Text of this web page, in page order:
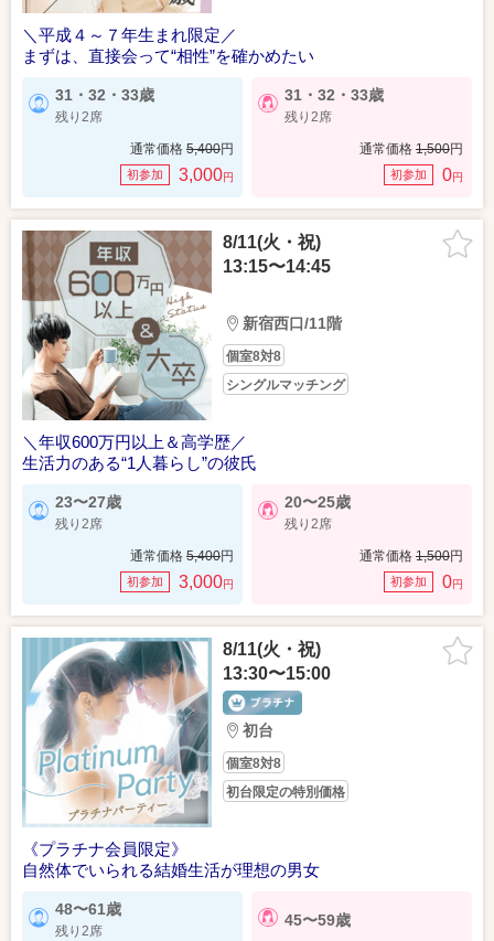
＼平成４～７年生まれ限定／
まずは、直接会って“相性”を確かめたい
31・32・33歳
残り2席
通常価格 5,400円
初参加 3,000円
31・32・33歳
残り2席
通常価格 1,500円
初参加 0円
8/11(火・祝)
13:15〜14:45
新宿西口/11階
個室8対8
シングルマッチング
＼年収600万円以上＆高学歴／
生活力のある“1人暮らし”の彼氏
23〜27歳
残り2席
通常価格 5,400円
初参加 3,000円
20〜25歳
残り2席
通常価格 1,500円
初参加 0円
8/11(火・祝)
13:30〜15:00
初台
個室8対8
初台限定の特別価格
《プラチナ会員限定》
自然体でいられる結婚生活が理想の男女
48〜61歳
残り2席
45〜59歳